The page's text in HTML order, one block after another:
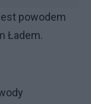
powodem
Ładem.